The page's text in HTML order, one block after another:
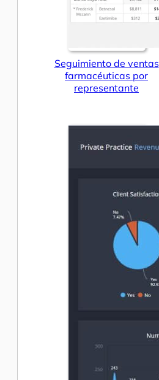
Seguimiento de ventas
farmacéuticas por
representante